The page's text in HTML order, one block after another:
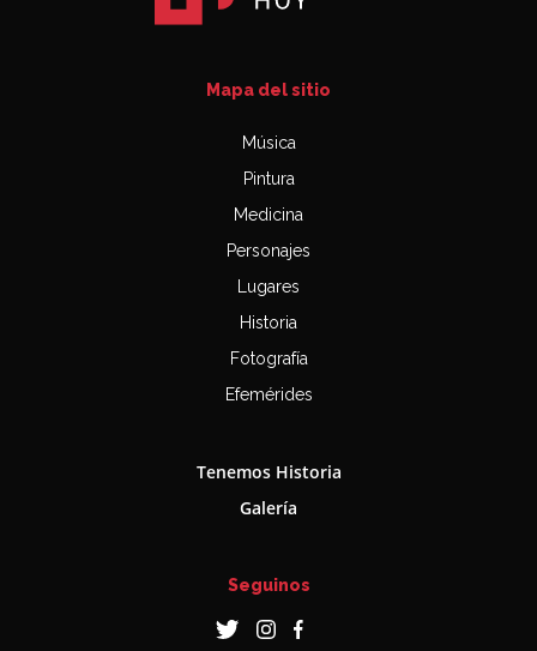
Mapa del sitio
Música
Pintura
Medicina
Personajes
Lugares
Historia
Fotografía
Efemérides
Tenemos Historia
Galería
Seguinos